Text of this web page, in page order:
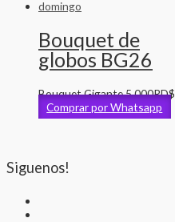
Bouquet de
globos BG26
Bouquet Gigante5,000RD$
Comprar por Whatsapp
Siguenos!